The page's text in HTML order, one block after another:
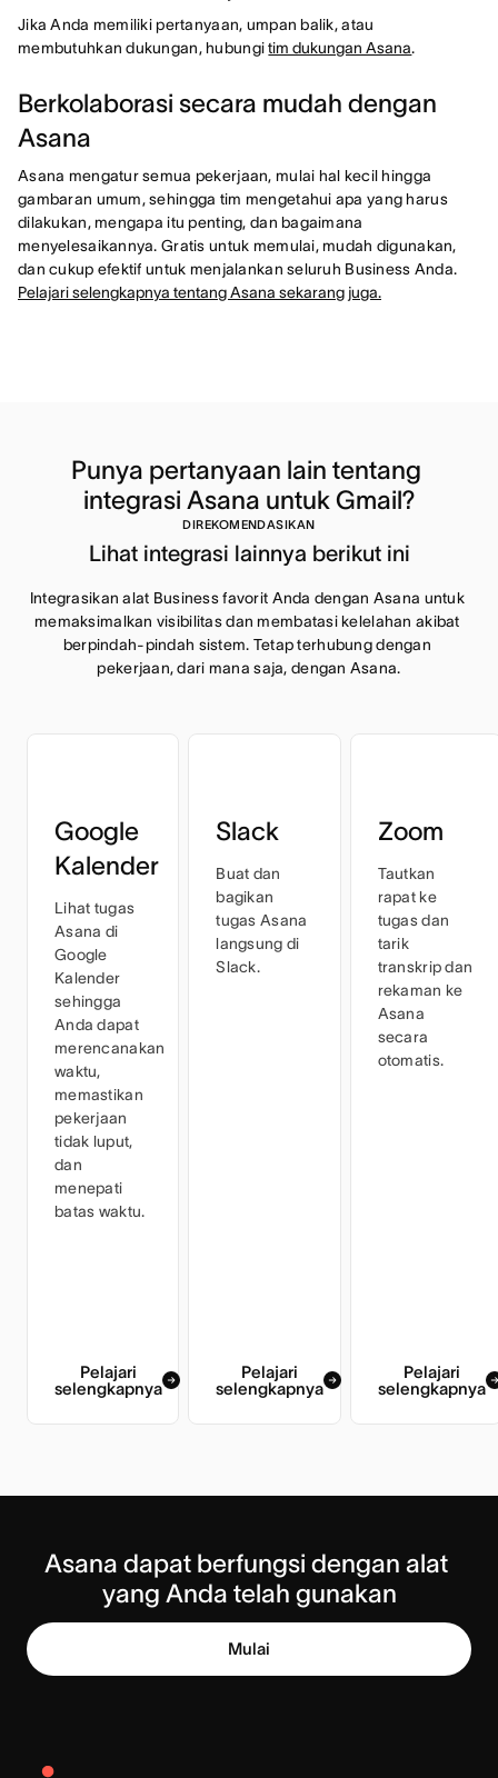
Jika Anda memiliki pertanyaan, umpan balik, atau
membutuhkan dukungan, hubungitim dukungan Asana.
Berkolaborasi secara mudah dengan
Asana
Asana mengatur semua pekerjaan, mulai hal kecil hingga
gambaran umum, sehingga tim mengetahui apa yang harus
dilakukan, mengapa itu penting, dan bagaimana
menyelesaikannya. Gratis untuk memulai, mudah digunakan,
dan cukup efektif untuk menjalankan seluruh Business Anda.
Pelajari selengkapnya tentang Asana sekarang juga.
Punya pertanyaan lain tentang
integrasi Asana untuk Gmail?
DIREKOMENDASIKAN
Lihat integrasi lainnya berikut ini
Integrasikan alat Business favorit Anda dengan Asana untuk
memaksimalkan visibilitas dan membatasi kelelahan akibat
berpindah-pindah sistem. Tetap terhubung dengan
pekerjaan, dari mana saja, dengan Asana.
Google
Kalender
Lihat tugas
Asana di
Google
Kalender
sehingga
Anda dapat
merencanakan
waktu,
memastikan
pekerjaan
tidak luput,
dan
menepati
batas waktu.
Pelajari
selengkapnya
Slack
Buat dan
bagikan
tugas Asana
langsung di
Slack.
Pelajari
selengkapnya
Zoom
Tautkan
rapat ke
tugas dan
tarik
transkrip dan
rekaman ke
Asana
secara
otomatis.
Pelajari
selengkapnya
Asana dapat berfungsi dengan alat
yang Anda telah gunakan
Mulai